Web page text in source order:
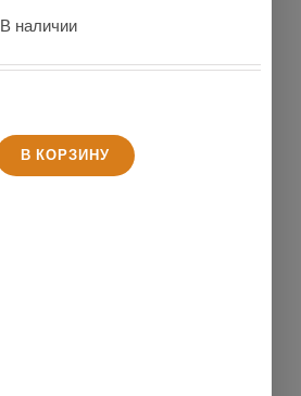
В наличии
В КОРЗИНУ